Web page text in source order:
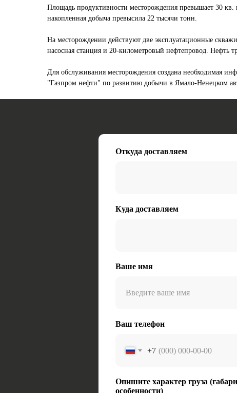
Площадь продуктивности месторождения превышает 30 кв.
накопленная добыча превысила 22 тысячи тонн.
На месторождении действуют две эксплуатационные
насосная станция и 20-километровый нефтепровод. Нефть
Для обслуживания месторождения создана необходимая
"Газпром нефти" по развитию добычи в Ямало-Ненецком
Откуда доставляем
Куда доставляем
Ваше имя
Ваш телефон
+7
Опишите характер груза
особенности)